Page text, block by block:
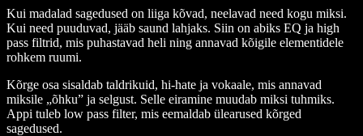
Kui madalad sagedused on liiga kõvad, neelavad need kogu miksi.
Kui need puuduvad, jääb saund lahjaks. Siin on abiks EQ ja high
pass filtrid, mis puhastavad heli ning annavad kõigile elementidele
rohkem ruumi.
Kõrge osa sisaldab taldrikuid, hi-hate ja vokaale, mis annavad
miksile „õhku” ja selgust. Selle eiramine muudab miksi tuhmiks.
Appi tuleb low pass filter, mis eemaldab ülearused kõrged
sagedused.